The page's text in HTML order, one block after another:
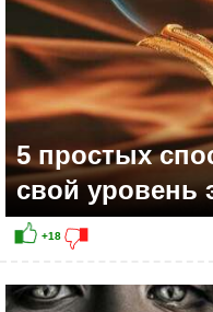
5 простых
свой уровень